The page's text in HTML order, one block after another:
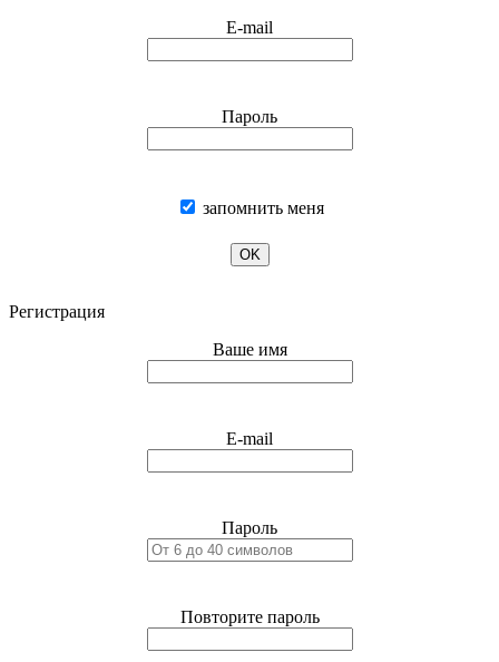
E-mail
Пароль
запомнить меня
OK
Регистрация
Ваше имя
E-mail
Пароль
Повторите пароль